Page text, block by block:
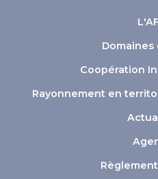
Coopération
Rayonnement en